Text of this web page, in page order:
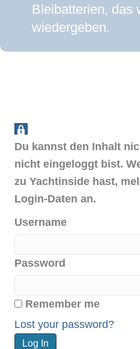
Bleibatterien, das
wiedergeben.
Du kannst den Inhalt
nicht eingeloggt bist.
zu Yachtinside hast,
Login-Daten an.
Username
Password
Remember me
Lost your password?